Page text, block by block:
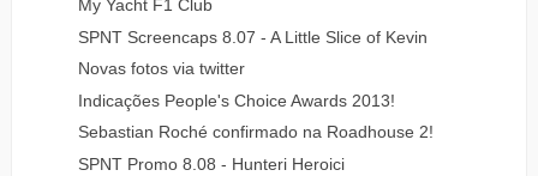
My Yacht F1 Club
SPNT Screencaps 8.07 - A Little Slice of Kevin
Novas fotos via twitter
Indicações People's Choice Awards 2013!
Sebastian Roché confirmado na Roadhouse 2!
SPNT Promo 8.08 - Hunteri Heroici